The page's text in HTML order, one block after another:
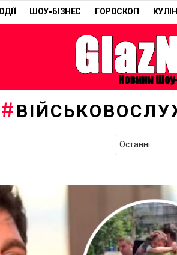
ШОУ-БІЗНЕС ГОРОСКОП